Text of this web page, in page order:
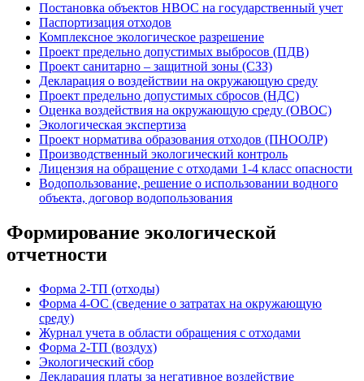
Постановка объектов НВОС на государственный учет
Паспортизация отходов
Комплексное экологическое разрешение
Проект предельно допустимых выбросов (ПДВ)
Проект санитарно – защитной зоны (СЗЗ)
Декларация о воздействии на окружающую среду
Проект предельно допустимых сбросов (НДС)
Оценка воздействия на окружающую среду (ОВОС)
Экологическая экспертиза
Проект норматива образования отходов (ПНООЛР)
Производственный экологический контроль
Лицензия на обращение с отходами 1-4 класс опасности
Водопользование, решение о использовании водного
объекта, договор водопользования
Формирование экологической
отчетности
Форма 2-ТП (отходы)
Форма 4-ОС (сведение о затратах на окружающую
среду)
Журнал учета в области обращения с отходами
Форма 2-ТП (воздух)
Экологический сбор
Декларация платы за негативное воздействие